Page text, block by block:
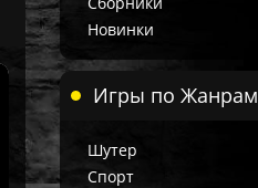
Новинки
Игры по Жанрам
Шутер
Спорт